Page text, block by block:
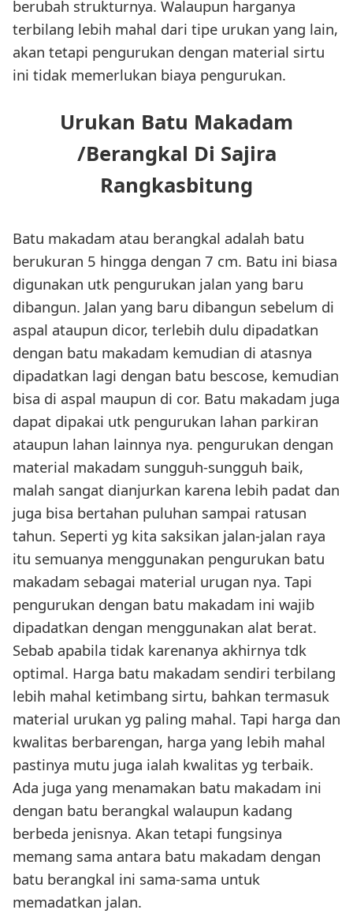
berubah strukturnya. Walaupun harganya
terbilang lebih mahal dari tipe urukan yang lain,
akan tetapi pengurukan dengan material sirtu
ini tidak memerlukan biaya pengurukan.
Urukan Batu Makadam
/Berangkal Di Sajira
Rangkasbitung
Batu makadam atau berangkal adalah batu
berukuran 5 hingga dengan 7 cm. Batu ini biasa
digunakan utk pengurukan jalan yang baru
dibangun. Jalan yang baru dibangun sebelum di
aspal ataupun dicor, terlebih dulu dipadatkan
dengan batu makadam kemudian di atasnya
dipadatkan lagi dengan batu bescose, kemudian
bisa di aspal maupun di cor. Batu makadam juga
dapat dipakai utk pengurukan lahan parkiran
ataupun lahan lainnya nya. pengurukan dengan
material makadam sungguh-sungguh baik,
malah sangat dianjurkan karena lebih padat dan
juga bisa bertahan puluhan sampai ratusan
tahun. Seperti yg kita saksikan jalan-jalan raya
itu semuanya menggunakan pengurukan batu
makadam sebagai material urugan nya. Tapi
pengurukan dengan batu makadam ini wajib
dipadatkan dengan menggunakan alat berat.
Sebab apabila tidak karenanya akhirnya tdk
optimal. Harga batu makadam sendiri terbilang
lebih mahal ketimbang sirtu, bahkan termasuk
material urukan yg paling mahal. Tapi harga dan
kwalitas berbarengan, harga yang lebih mahal
pastinya mutu juga ialah kwalitas yg terbaik.
Ada juga yang menamakan batu makadam ini
dengan batu berangkal walaupun kadang
berbeda jenisnya. Akan tetapi fungsinya
memang sama antara batu makadam dengan
batu berangkal ini sama-sama untuk
memadatkan jalan.